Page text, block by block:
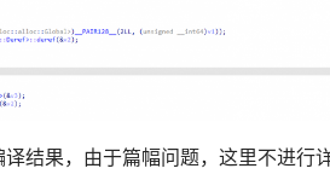
结果，由于篇幅问题，这里不进行